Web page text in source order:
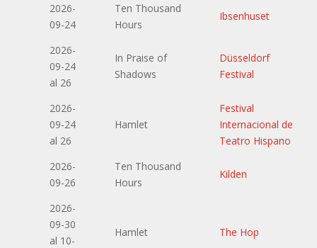
2026-
09-24
Ten Thousand
Hours
Ibsenhuset
2026-
09-24
al 26
In Praise of
Shadows
Düsseldorf
Festival
2026-
09-24
al 26
Hamlet
Festival
Internacional de
Teatro Hispano
2026-
09-26
Ten Thousand
Hours
Kilden
2026-
09-30
al 10-
Hamlet The Hop